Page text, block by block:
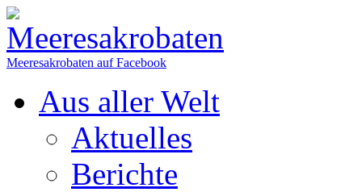
Meeresakrobaten auf Facebook
Aus aller Welt
Aktuelles
Berichte